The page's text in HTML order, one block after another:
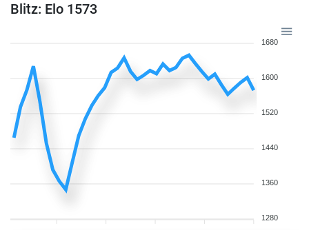
Blitz: Elo 1573
1680
1600
1520
1440
1360
1280